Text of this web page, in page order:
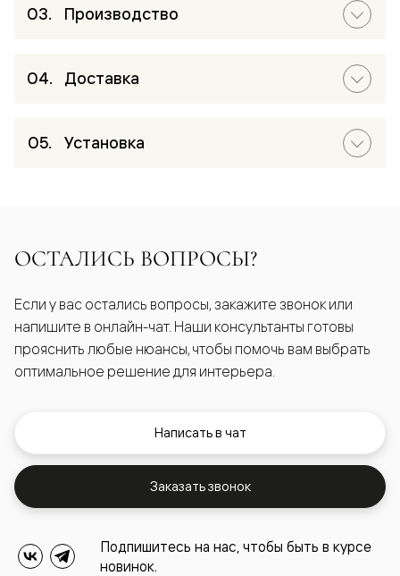
Производство
Доставка
Установка
ОСТАЛИСЬ ВОПРОСЫ?
Если у вас остались вопросы, закажите звонок или
напишите в онлайн-чат. Наши консультанты готовы
прояснить любые нюансы, чтобы помочь вам выбрать
оптимальное решение для интерьера.
Написать в чат
Заказать звонок
Подпишитесь на нас, чтобы быть в курсе
новинок.